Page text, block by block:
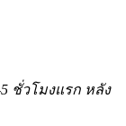
ชั่วโมงแรก หลัง